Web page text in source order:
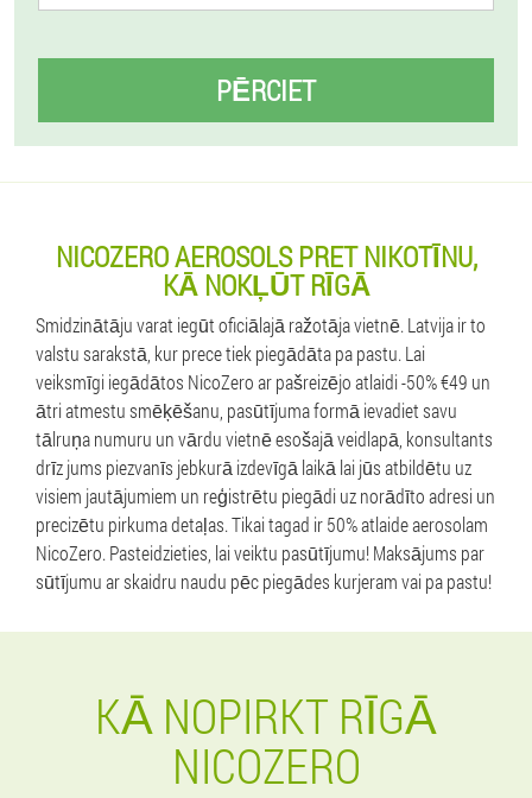
PĒRCIET
NICOZERO AEROSOLS PRET NIKOTĪNU,
KĀ NOKĻŪT RĪGĀ
Smidzinātāju varat iegūt oficiālajā ražotāja vietnē. Latvija ir to
valstu sarakstā, kur prece tiek piegādāta pa pastu. Lai
veiksmīgi iegādātos NicoZero ar pašreizējo atlaidi -50% €49 un
ātri atmestu smēķēšanu, pasūtījuma formā ievadiet savu
tālruņa numuru un vārdu vietnē esošajā veidlapā, konsultants
drīz jums piezvanīs jebkurā izdevīgā laikā lai jūs atbildētu uz
visiem jautājumiem un reģistrētu piegādi uz norādīto adresi un
precizētu pirkuma detaļas. Tikai tagad ir 50% atlaide aerosolam
NicoZero. Pasteidzieties, lai veiktu pasūtījumu! Maksājums par
sūtījumu ar skaidru naudu pēc piegādes kurjeram vai pa pastu!
KĀ NOPIRKT RĪGĀ
NICOZERO